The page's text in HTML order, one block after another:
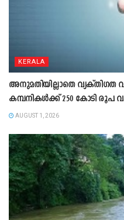
KERALA
അനുമതിയില്ലാതെ വ്യക്തിഗത
കമ്പനികൾക്ക് 250 കോടി രൂപ
AUGUST 1, 2026